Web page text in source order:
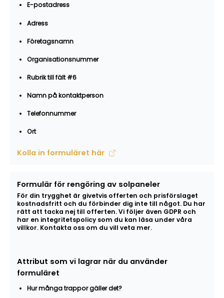
E-postadress
Adress
Företagsnamn
Organisationsnummer
Rubrik till fält #6
Namn på kontaktperson
Telefonnummer
Ort
Kolla in formuläret här
Formulär för rengöring av solpaneler
För din trygghet är givetvis offerten och prisförslaget
kostnadsfritt och du förbinder dig inte till något. Du har
rätt att tacka nej till offerten. Vi följer även GDPR och
har en integritetspolicy som du kan läsa under våra
villkor. Kontakta oss om du vill veta mer.
Attribut som vi lagrar när du använder
formuläret
Hur många trappor gäller det?